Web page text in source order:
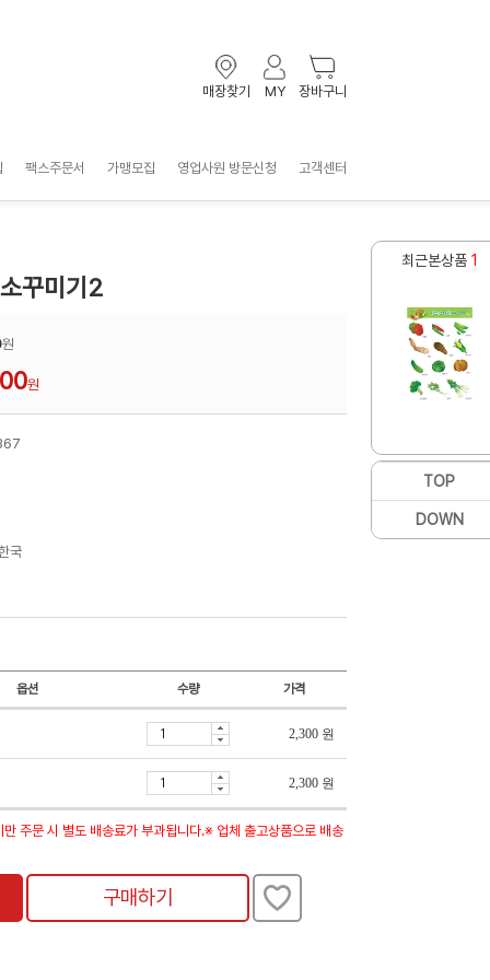
매장찾기 MY 장바구니
팩스주문서 가맹모집 영업사원 방문신청 고객센터
꾸미기2
원
원
국
옵션 수량 가격
2,300 원
2,300 원
주문 시 별도 배송료가 부과됩니다.※ 업체 출고상품으로 배송
구매하기
최근본상품 1
TOP
DOWN